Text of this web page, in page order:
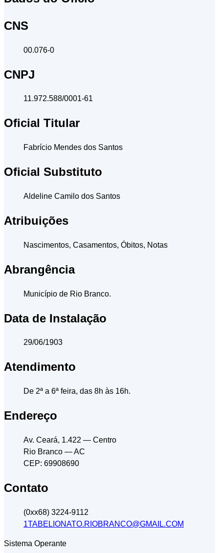
CNS
00.076-0
CNPJ
11.972.588/0001-61
Oficial Titular
Fabrício Mendes dos Santos
Oficial Substituto
Aldeline Camilo dos Santos
Atribuições
Nascimentos, Casamentos, Óbitos, Notas
Abrangência
Município de Rio Branco.
Data de Instalação
29/06/1903
Atendimento
De 2ª a 6ª feira, das 8h às 16h.
Endereço
Av. Ceará, 1.422 — Centro
Rio Branco — AC
CEP: 69908690
Contato
(0xx68) 3224-9112
1TABELIONATO.RIOBRANCO@GMAIL.COM
Sistema Operante